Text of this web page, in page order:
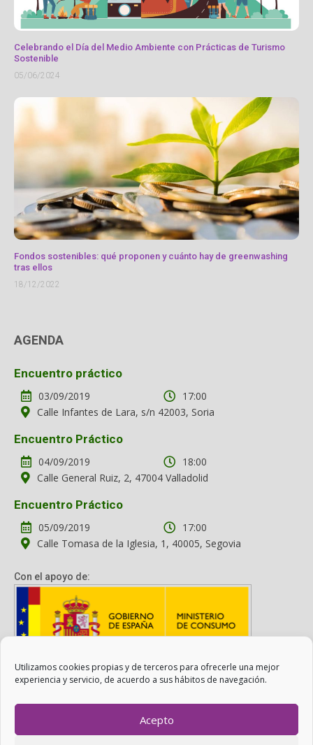
Utilizamos cookies propias y de terceros para ofrecerle una mejor
experiencia y servicio, de acuerdo a sus hábitos de navegación.
Acepto
Celebrando el Día del Medio Ambiente con Prácticas de Turismo
Sostenible
05/06/2024
Fondos sostenibles: qué proponen y cuánto hay de greenwashing
tras ellos
18/12/2022
AGENDA
Encuentro práctico
03/09/2019
17:00
Calle Infantes de Lara, s/n 42003, Soria
Encuentro Práctico
04/09/2019
18:00
Calle General Ruiz, 2, 47004 Valladolid
Encuentro Práctico
05/09/2019
17:00
Calle Tomasa de la Iglesia, 1, 40005, Segovia
Con el apoyo de:
Con el apoyo del Ministerio de Consumo. Su contenido es
responsabilidad exclusiva de la asociación.